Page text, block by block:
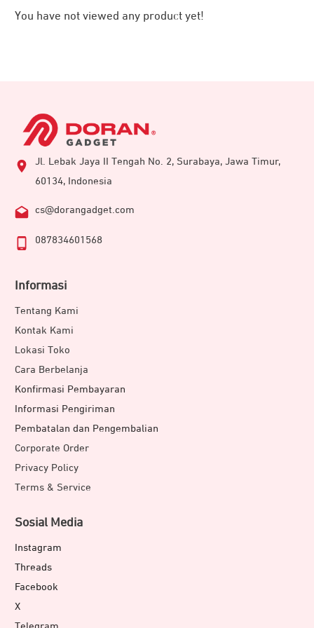
Strong untuk menghasilkan suara yang lebih jernih dan
profesional dengan tiga tingkatan. Yakni Balance, Low, dan
Bright. Pengguna pun bisa memaksimalkan hasil
rekaman dengan menggunakan pengaturan Reverb yang
dapat disesuaikan berdasarkan kebutuhan yakni Small,
Medium, dan Large. Berkat pengaturan tersebut, output
audio dapat menghadirkan kedalaman, kejernihan, dan
keunggulan yang benar-benar imersif.
Ketahanan Baterai yang Unggul
You have not viewed any product yet!
Jl. Lebak Jaya II Tengah No. 2, Surabaya, Jawa Timur,
60134, Indonesia
cs@dorangadget.com
087834601568
Informasi
Tentang Kami
Kontak Kami
Lokasi Toko
Cara Berbelanja
Konfirmasi Pembayaran
Informasi Pengiriman
Pembatalan dan Pengembalian
Corporate Order
Privacy Policy
Terms & Service
Sosial Media
Instagram
Threads
Facebook
X